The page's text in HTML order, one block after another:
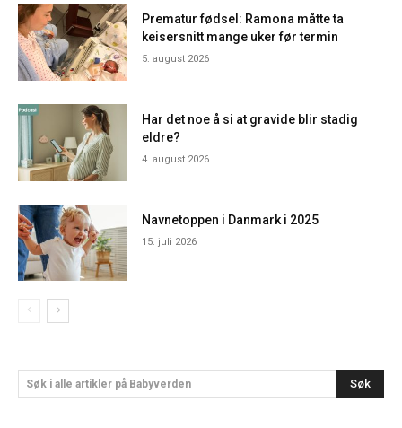
Prematur fødsel: Ramona måtte ta
keisersnitt mange uker før termin
5. august 2026
Har det noe å si at gravide blir stadig
eldre?
4. august 2026
Navnetoppen i Danmark i 2025
15. juli 2026
Søk i alle artikler på Babyverden Søk